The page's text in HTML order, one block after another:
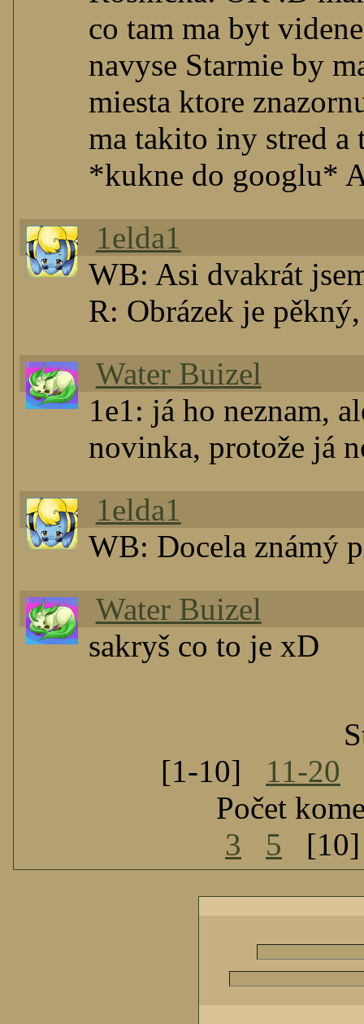
co tam ma byt
navyse Starmie by
miesta ktore
ma takito iny stred
*kukne do googlu*
1elda1
WB: Asi dvakrát
R: Obrázek je
Water Buizel
1e1: já ho neznam,
novinka, protože já
1elda1
WB: Docela známý
Water Buizel
sakryš co to je xD
[1-10] 11-20
Počet
3
5